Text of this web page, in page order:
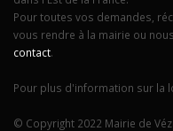
Pour toutes vos demandes,
vous rendre à la mairie ou
contact.
Pour plus d'information sur la
© Copyright 2022 Mairie de